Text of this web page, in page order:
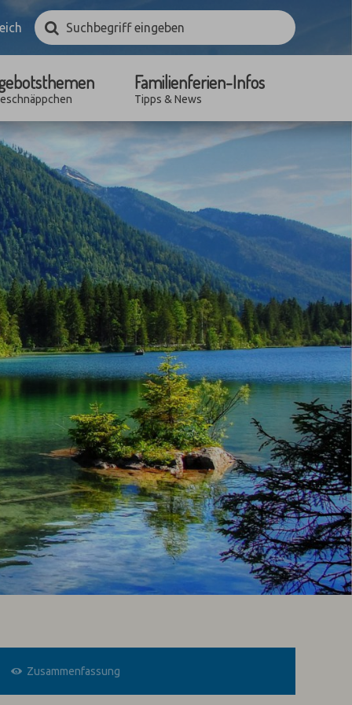
Suchbegriff
eingebenSuchen
Familienferien-Infos
Tipps & News
Zusammenfassung